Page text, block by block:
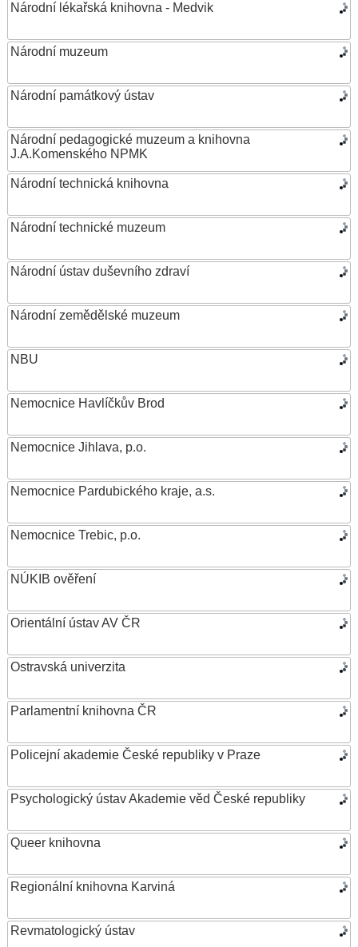
Národní lékařská knihovna - Medvik
Národní muzeum
Národní památkový ústav
Národní pedagogické muzeum a knihovna
J.A.Komenského NPMK
Národní technická knihovna
Národní technické muzeum
Národní ústav duševního zdraví
Národní zemědělské muzeum
NBU
Nemocnice Havlíčkův Brod
Nemocnice Jihlava, p.o.
Nemocnice Pardubického kraje, a.s.
Nemocnice Trebic, p.o.
NÚKIB ověření
Orientální ústav AV ČR
Ostravská univerzita
Parlamentní knihovna ČR
Policejní akademie České republiky v Praze
Psychologický ústav Akademie věd České republiky
Queer knihovna
Regionální knihovna Karviná
Revmatologický ústav